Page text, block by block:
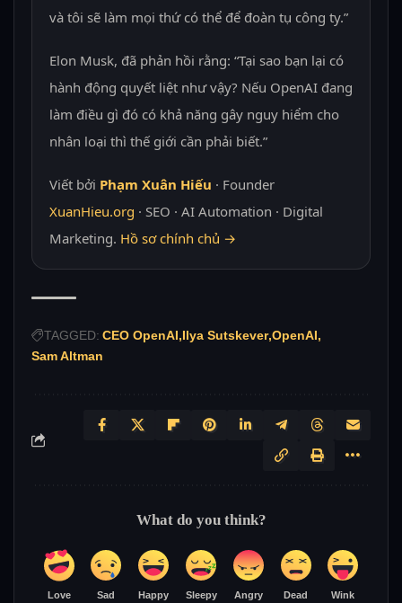
và tôi sẽ làm mọi thứ có thể để đoàn tụ công ty.”
Elon Musk, đã phản hồi rằng: “Tại sao bạn lại có
hành động quyết liệt như vậy? Nếu OpenAI đang
làm điều gì đó có khả năng gây nguy hiểm cho
nhân loại thì thế giới cần phải biết.”
Viết bởi Phạm Xuân Hiếu · Founder
XuanHieu.org · SEO · AI Automation · Digital
Marketing. Hồ sơ chính chủ →
TAGGED: CEO OpenAI Ilya Sutskever OpenAI
Sam Altman
What do you think?
Love Sad Happy Sleepy Angry Dead Wink